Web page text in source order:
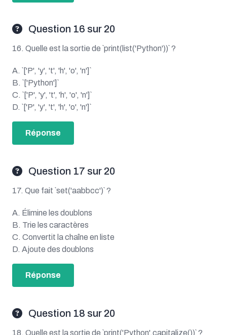
Question 16 sur 20
16. Quelle est la sortie de `print(list('Python'))` ?
A. `['P', 'y', 't', 'h', 'o', 'n']`
B. `['Python']`
C. `['P', 'y', 't', 'h', 'o', 'n']`
D. `['P', 'y', 't', 'h', 'o', 'n']`
Réponse
Question 17 sur 20
17. Que fait `set('aabbcc')` ?
A. Élimine les doublons
B. Trie les caractères
C. Convertit la chaîne en liste
D. Ajoute des doublons
Réponse
Question 18 sur 20
18. Quelle est la sortie de `print('Python'.capitalize())` ?